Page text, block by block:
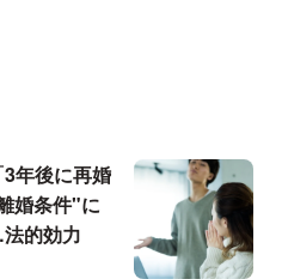
3年後に再婚
婚条件"に
的効力